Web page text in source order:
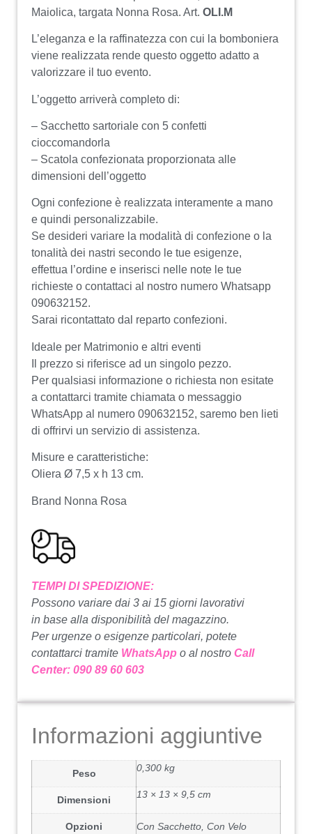
Maiolica, targata Nonna Rosa. Art. OLI.M
L’eleganza e la raffinatezza con cui la bomboniera
viene realizzata rende questo oggetto adatto a
valorizzare il tuo evento.
L’oggetto arriverà completo di:
– Sacchetto sartoriale con 5 confetti
cioccomandorla
– Scatola confezionata proporzionata alle
dimensioni dell’oggetto
Ogni confezione è realizzata interamente a mano
e quindi personalizzabile.
Se desideri variare la modalità di confezione o la
tonalità dei nastri secondo le tue esigenze,
effettua l’ordine e inserisci nelle note le tue
richieste o contattaci al nostro numero Whatsapp
090632152.
Sarai ricontattato dal reparto confezioni.
Ideale per Matrimonio e altri eventi
Il prezzo si riferisce ad un singolo pezzo.
Per qualsiasi informazione o richiesta non esitate
a contattarci tramite chiamata o messaggio
WhatsApp al numero 090632152, saremo ben lieti
di offrirvi un servizio di assistenza.
Misure e caratteristiche:
Oliera Ø 7,5 x h 13 cm.
Brand Nonna Rosa
TEMPI DI SPEDIZIONE:
Possono variare dai 3 ai 15 giorni lavorativi
in base alla disponibilità del magazzino.
Per urgenze o esigenze particolari, potete
contattarci tramite WhatsApp o al nostro Call
Center: 090 89 60 603
Informazioni aggiuntive
Peso 0,300 kg
Dimensioni 13 × 13 × 9,5 cm
Opzioni Con Sacchetto, Con Velo